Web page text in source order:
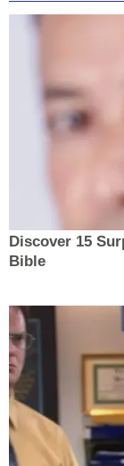
Discover 15
Bible